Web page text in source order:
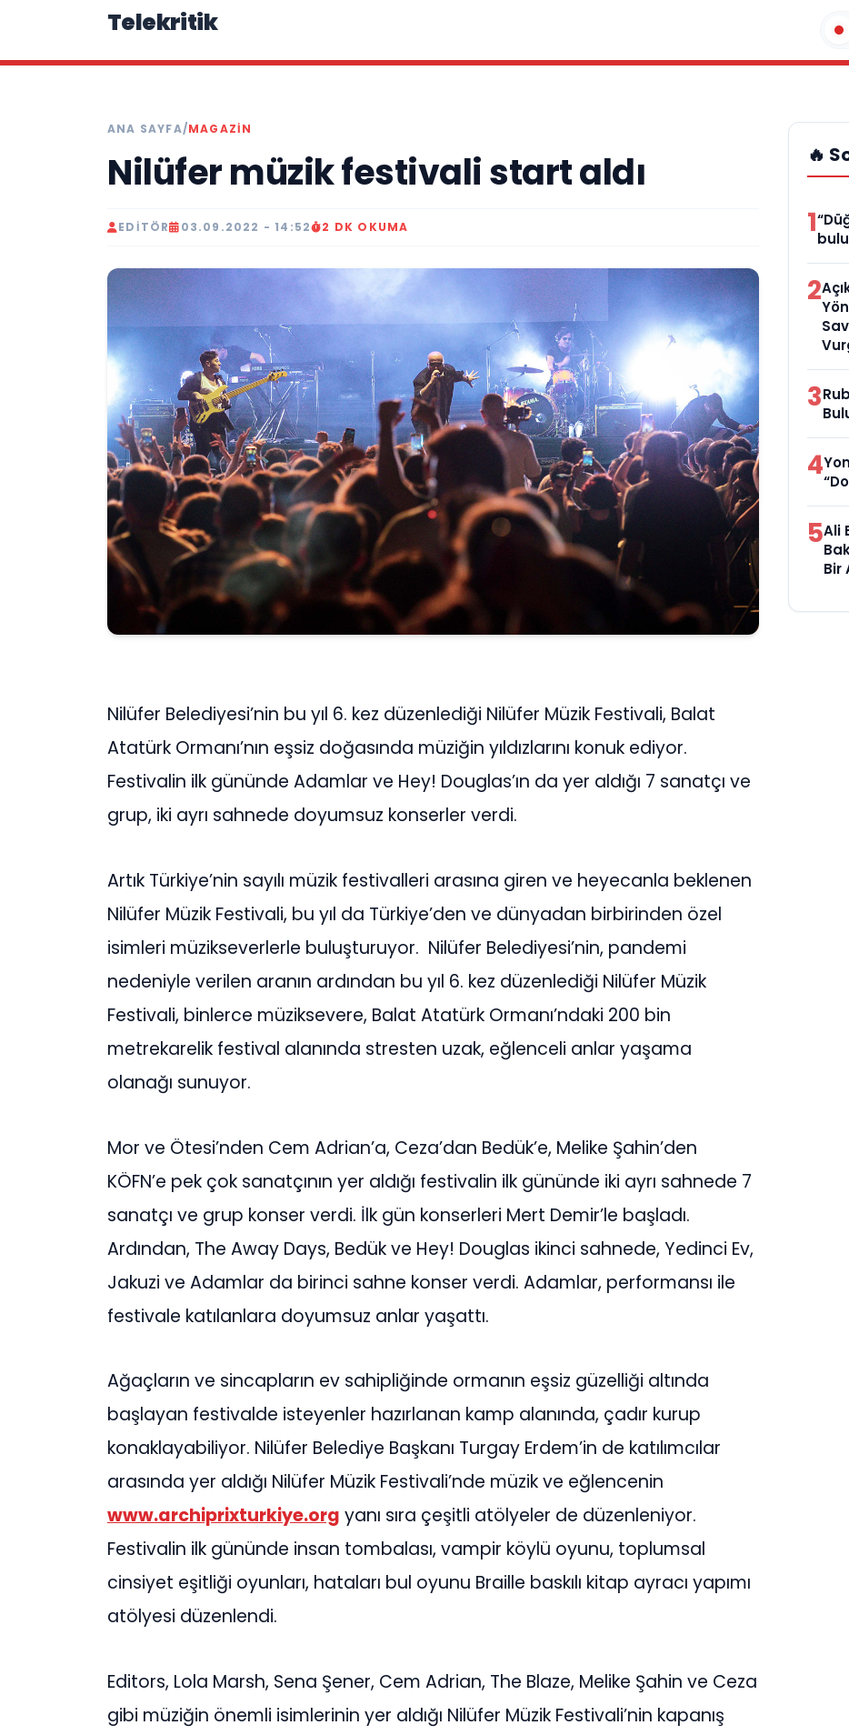
Telekritik
ANA SAYFA/MAGAZIN
Nilüfer müzik festivali start aldı
EDITÖR 03.09.2022 - 14:52 2 DK OKUMA
Nilüfer Belediyesi’nin bu yıl 6. kez düzenlediği Nilüfer Müzik Festivali, Balat
Atatürk Ormanı’nın eşsiz doğasında müziğin yıldızlarını konuk ediyor.
Festivalin ilk gününde Adamlar ve Hey! Douglas’ın da yer aldığı 7 sanatçı ve
grup, iki ayrı sahnede doyumsuz konserler verdi.
Artık Türkiye’nin sayılı müzik festivalleri arasına giren ve heyecanla beklenen
Nilüfer Müzik Festivali, bu yıl da Türkiye’den ve dünyadan birbirinden özel
isimleri müzikseverlerle buluşturuyor. Nilüfer Belediyesi’nin, pandemi
nedeniyle verilen aranın ardından bu yıl 6. kez düzenlediği Nilüfer Müzik
Festivali, binlerce müziksevere, Balat Atatürk Ormanı’ndaki 200 bin
metrekarelik festival alanında stresten uzak, eğlenceli anlar yaşama
olanağı sunuyor.
Mor ve Ötesi’nden Cem Adrian’a, Ceza’dan Bedük’e, Melike Şahin’den
KÖFN’e pek çok sanatçının yer aldığı festivalin ilk gününde iki ayrı sahnede 7
sanatçı ve grup konser verdi. İlk gün konserleri Mert Demir’le başladı.
Ardından, The Away Days, Bedük ve Hey! Douglas ikinci sahnede, Yedinci Ev,
Jakuzi ve Adamlar da birinci sahne konser verdi. Adamlar, performansı ile
festivale katılanlara doyumsuz anlar yaşattı.
Ağaçların ve sincapların ev sahipliğinde ormanın eşsiz güzelliği altında
başlayan festivalde isteyenler hazırlanan kamp alanında, çadır kurup
konaklayabiliyor. Nilüfer Belediye Başkanı Turgay Erdem’in de katılımcılar
arasında yer aldığı Nilüfer Müzik Festivali’nde müzik ve eğlencenin
www.archiprixturkiye.org yanı sıra çeşitli atölyeler de düzenleniyor.
Festivalin ilk gününde insan tombalası, vampir köylü oyunu, toplumsal
cinsiyet eşitliği oyunları, hataları bul oyunu Braille baskılı kitap ayracı yapımı
atölyesi düzenlendi.
Editors, Lola Marsh, Sena Şener, Cem Adrian, The Blaze, Melike Şahin ve Ceza
gibi müziğin önemli isimlerinin yer aldığı Nilüfer Müzik Festivali’nin kapanış
🔥
1
2
3
4
5Ali
Bir